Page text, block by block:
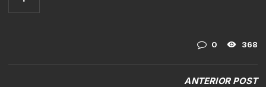
0 368
ANTERIOR POST